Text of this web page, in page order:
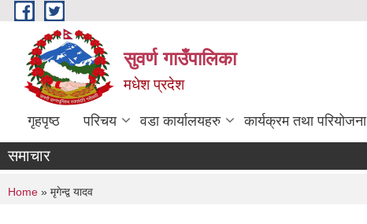
Skip to main content
सुवर्ण गाउँपालिका
मधेश प्रदेश
गृहपृष्ठ परिचय वडा कार्यालयहरु कार्यक्रम तथा परियोजना
समाचार
You are here
Home » मृगेन्द्व यादव